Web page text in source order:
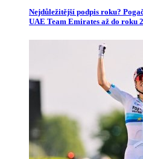
Nejdůležitější podpis roku?
UAE Team Emirates až do roku